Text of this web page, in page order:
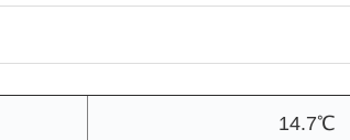
14.7℃